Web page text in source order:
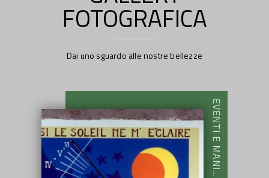
FOTOGRAFICA
Dai uno sguardo alle nostre bellezze
EVENTI E MANI...